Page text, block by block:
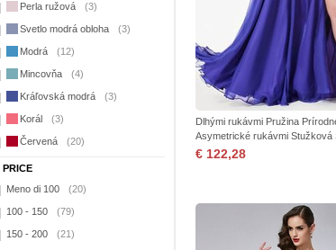
Perla ružová (3)
Svetlo modrá obloha (3)
Modrá (12)
Mincovňa (4)
Kráľovská modrá (3)
Korál (3)
Červená (20)
PRICE
Meno di 100
(20)
100 - 150 (79)
150 - 200 (21)
Dlhými rukávmi Pružina
Asymetrické rukávmi Stužková
€ 122,28